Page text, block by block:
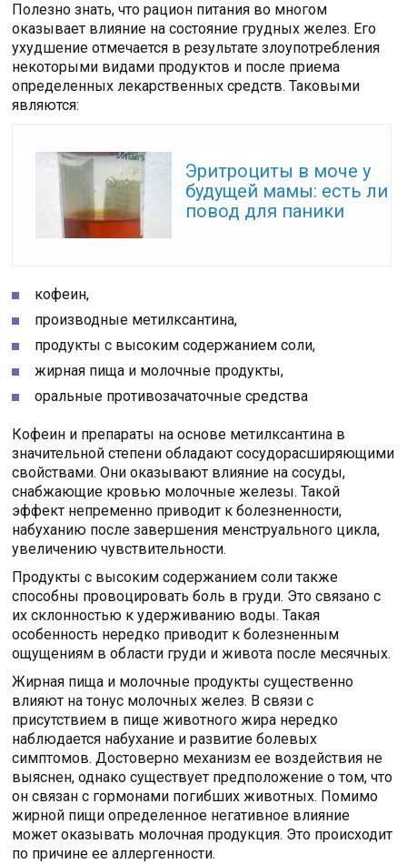
Полезно знать, что рацион питания во многом
оказывает влияние на состояние грудных желез. Его
ухудшение отмечается в результате злоупотребления
некоторыми видами продуктов и после приема
определенных лекарственных средств. Таковыми
являются:
Эритроциты в моче у
будущей мамы: есть ли
повод для паники
кофеин,
производные метилксантина,
продукты с высоким содержанием соли,
жирная пища и молочные продукты,
оральные противозачаточные средства
Кофеин и препараты на основе метилксантина в
значительной степени обладают сосудорасширяющими
свойствами. Они оказывают влияние на сосуды,
снабжающие кровью молочные железы. Такой
эффект непременно приводит к болезненности,
набуханию после завершения менструального цикла,
увеличению чувствительности.
Продукты с высоким содержанием соли также
способны провоцировать боль в груди. Это связано с
их склонностью к удерживанию воды. Такая
особенность нередко приводит к болезненным
ощущениям в области груди и живота после месячных.
Жирная пища и молочные продукты существенно
влияют на тонус молочных желез. В связи с
присутствием в пище животного жира нередко
наблюдается набухание и развитие болевых
симптомов. Достоверно механизм ее воздействия не
выяснен, однако существует предположение о том, что
он связан с гормонами погибших животных. Помимо
жирной пищи определенное негативное влияние
может оказывать молочная продукция. Это происходит
по причине ее аллергенности.